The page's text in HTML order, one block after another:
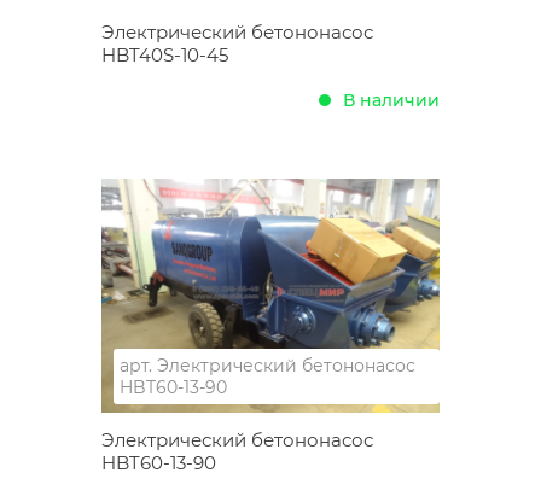
Электрический бетононасос
HBT40S-10-45
В наличии
арт. Электрический бетононасос
HBT60-13-90
Электрический бетононасос
HBT60-13-90